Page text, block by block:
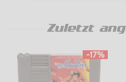
Zuletzt
-17%